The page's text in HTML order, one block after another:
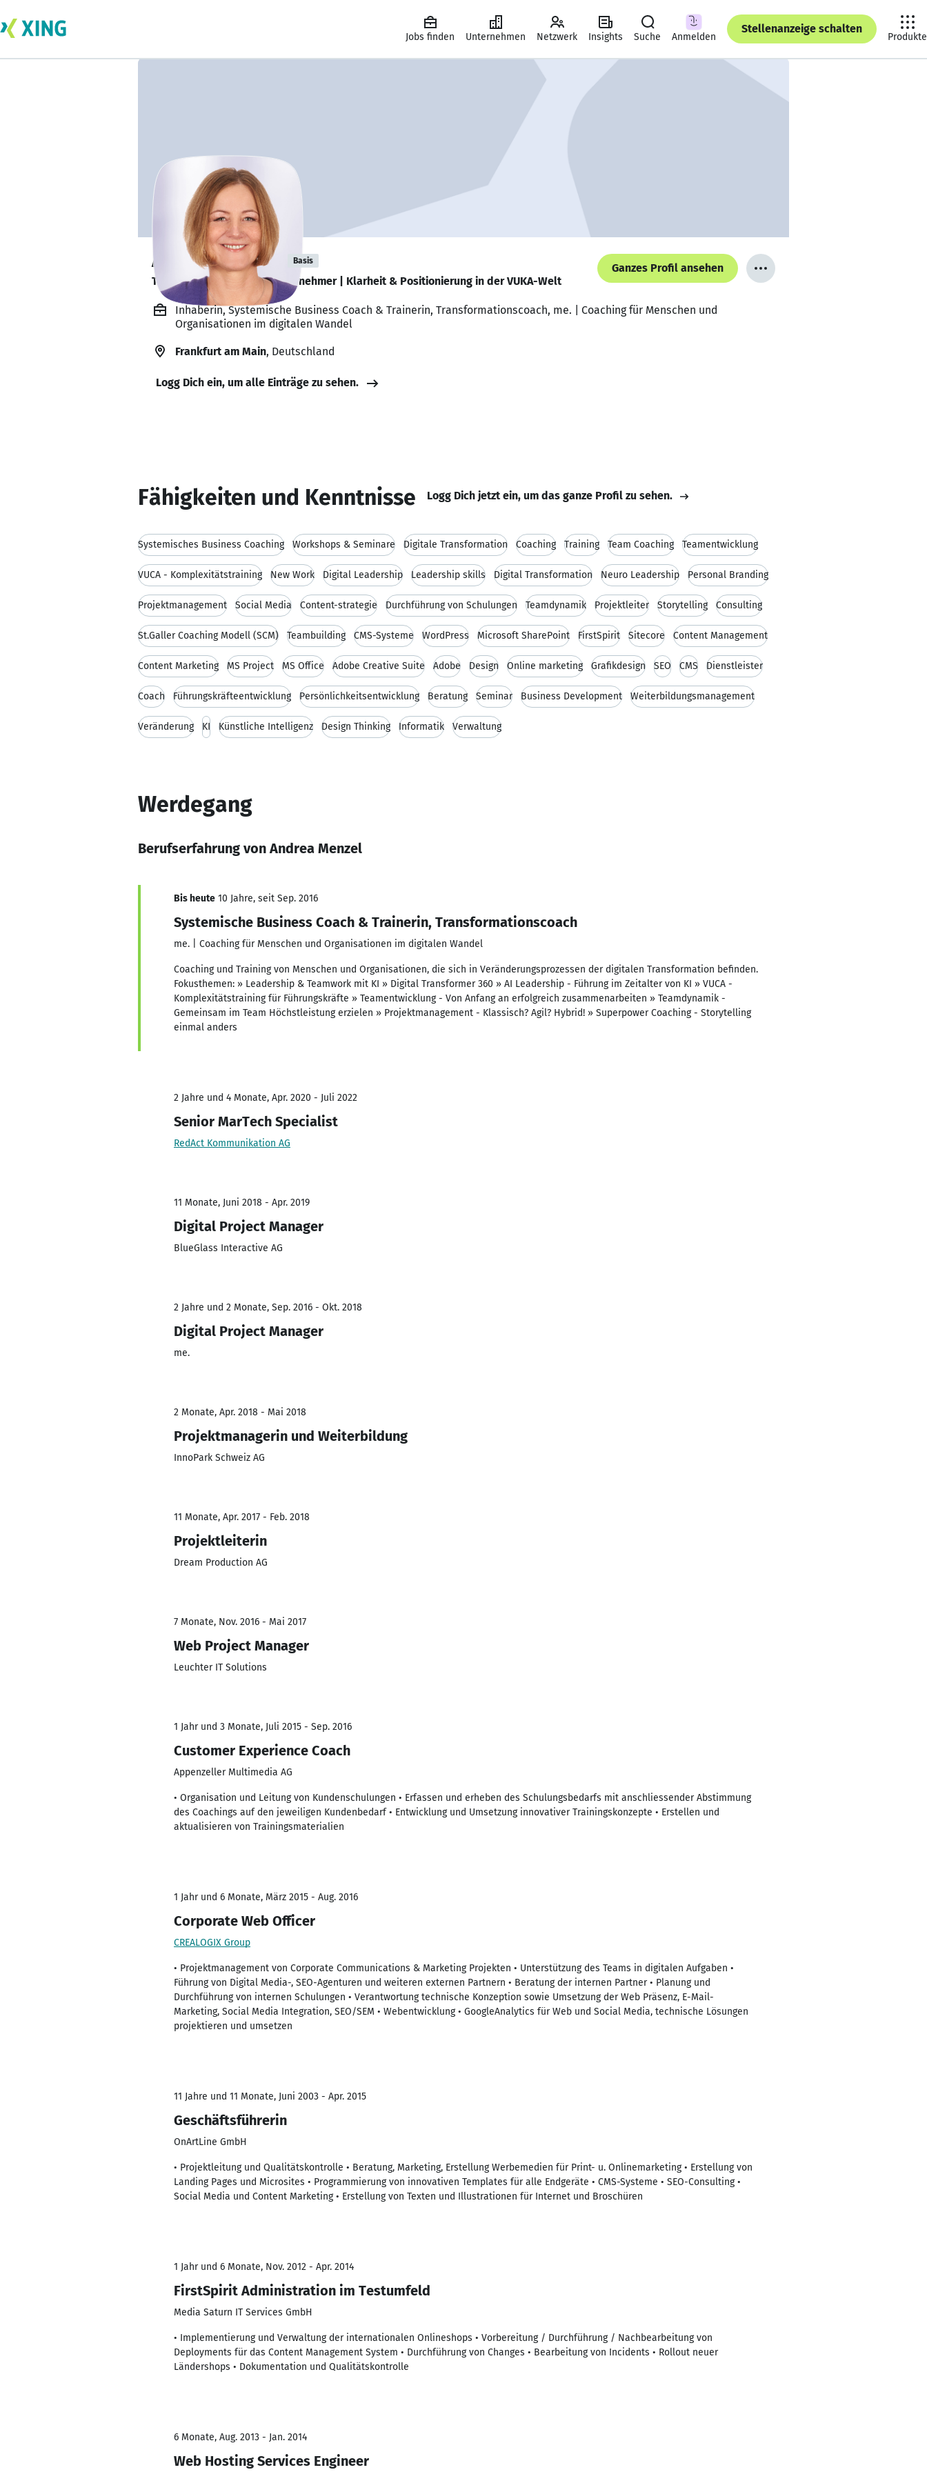
Jobs finden Unternehmen Netzwerk Insights Suche Anmelden
Stellenanzeige schalten
Produkte
Andrea Menzel Basis
Tourguide für visionäre Unternehmer | Klarheit & Positionierung in der VUKA-Welt
Ganzes Profil ansehen
Inhaberin, Systemische Business Coach & Trainerin, Transformationscoach, me. | Coaching für Menschen und
Organisationen im digitalen Wandel
Frankfurt am Main, Deutschland
Logg Dich ein, um alle Einträge zu sehen.
Fähigkeiten und Kenntnisse Logg Dich jetzt ein, um das ganze Profil zu sehen.
Systemisches Business Coaching Workshops & Seminare Digitale Transformation Coaching Training Team Coaching Teamentwicklung
VUCA - Komplexitätstraining New Work Digital Leadership Leadership skills Digital Transformation Neuro Leadership Personal Branding
Projektmanagement Social Media Content-strategie Durchführung von Schulungen Teamdynamik Projektleiter Storytelling Consulting
St.Galler Coaching Modell (SCM) Teambuilding CMS-Systeme WordPress Microsoft SharePoint FirstSpirit Sitecore Content Management
Content Marketing MS Project MS Office Adobe Creative Suite Adobe Design Online marketing Grafikdesign SEO CMS Dienstleister
Coach Führungskräfteentwicklung Persönlichkeitsentwicklung Beratung Seminar Business Development Weiterbildungsmanagement
Veränderung KI Künstliche Intelligenz Design Thinking Informatik Verwaltung
Werdegang
Berufserfahrung von Andrea Menzel
Bis heute 10 Jahre, seit Sep. 2016
Systemische Business Coach & Trainerin, Transformationscoach
me. | Coaching für Menschen und Organisationen im digitalen Wandel
Coaching und Training von Menschen und Organisationen, die sich in Veränderungsprozessen der digitalen Transformation befinden.
Fokusthemen: » Leadership & Teamwork mit KI » Digital Transformer 360 » AI Leadership - Führung im Zeitalter von KI » VUCA -
Komplexitätstraining für Führungskräfte » Teamentwicklung - Von Anfang an erfolgreich zusammenarbeiten » Teamdynamik -
Gemeinsam im Team Höchstleistung erzielen » Projektmanagement - Klassisch? Agil? Hybrid! » Superpower Coaching - Storytelling
einmal anders
2 Jahre und 4 Monate, Apr. 2020 - Juli 2022
Senior MarTech Specialist
RedAct Kommunikation AG
11 Monate, Juni 2018 - Apr. 2019
Digital Project Manager
BlueGlass Interactive AG
2 Jahre und 2 Monate, Sep. 2016 - Okt. 2018
Digital Project Manager
me.
2 Monate, Apr. 2018 - Mai 2018
Projektmanagerin und Weiterbildung
InnoPark Schweiz AG
11 Monate, Apr. 2017 - Feb. 2018
Projektleiterin
Dream Production AG
7 Monate, Nov. 2016 - Mai 2017
Web Project Manager
Leuchter IT Solutions
1 Jahr und 3 Monate, Juli 2015 - Sep. 2016
Customer Experience Coach
Appenzeller Multimedia AG
• Organisation und Leitung von Kundenschulungen • Erfassen und erheben des Schulungsbedarfs mit anschliessender Abstimmung
des Coachings auf den jeweiligen Kundenbedarf • Entwicklung und Umsetzung innovativer Trainingskonzepte • Erstellen und
aktualisieren von Trainingsmaterialien
1 Jahr und 6 Monate, März 2015 - Aug. 2016
Corporate Web Officer
CREALOGIX Group
• Projektmanagement von Corporate Communications & Marketing Projekten • Unterstützung des Teams in digitalen Aufgaben •
Führung von Digital Media-, SEO-Agenturen und weiteren externen Partnern • Beratung der internen Partner • Planung und
Durchführung von internen Schulungen • Verantwortung technische Konzeption sowie Umsetzung der Web Präsenz, E-Mail-
Marketing, Social Media Integration, SEO/SEM • Webentwicklung • GoogleAnalytics für Web und Social Media, technische Lösungen
projektieren und umsetzen
11 Jahre und 11 Monate, Juni 2003 - Apr. 2015
Geschäftsführerin
OnArtLine GmbH
• Projektleitung und Qualitätskontrolle • Beratung, Marketing, Erstellung Werbemedien für Print- u. Onlinemarketing • Erstellung von
Landing Pages und Microsites • Programmierung von innovativen Templates für alle Endgeräte • CMS-Systeme • SEO-Consulting •
Social Media und Content Marketing • Erstellung von Texten und Illustrationen für Internet und Broschüren
1 Jahr und 6 Monate, Nov. 2012 - Apr. 2014
FirstSpirit Administration im Testumfeld
Media Saturn IT Services GmbH
• Implementierung und Verwaltung der internationalen Onlineshops • Vorbereitung / Durchführung / Nachbearbeitung von
Deployments für das Content Management System • Durchführung von Changes • Bearbeitung von Incidents • Rollout neuer
Ländershops • Dokumentation und Qualitätskontrolle
6 Monate, Aug. 2013 - Jan. 2014
Web Hosting Services Engineer